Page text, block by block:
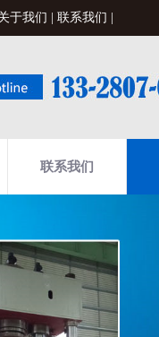
于我们 联系我们
联系我们